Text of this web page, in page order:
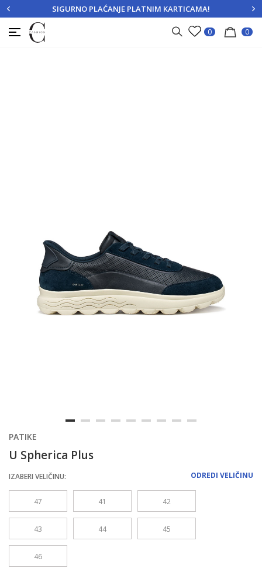
PRIJAVITE SE REGISTRUJTE SE
SIGURNO PLAĆANJE PLATNIM KARTICAMA!
0 0
PATIKE
U Spherica Plus
ODREDI VELIČINU
IZABERI VELIČINU:
47 41 42
43 44 45
46